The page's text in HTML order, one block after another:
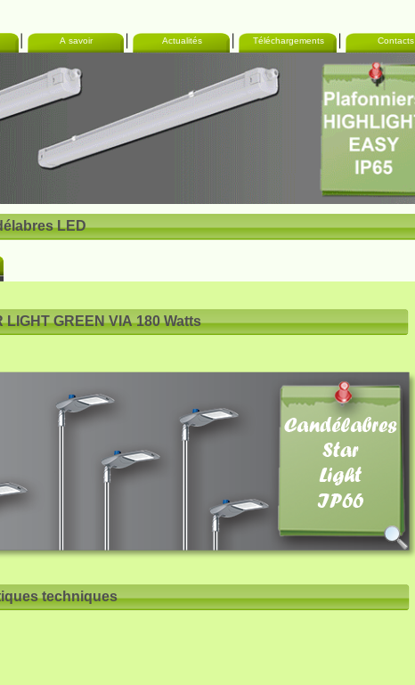
A savoir Actualités Téléchargements Contacts
LED
GREEN VIA 180 Watts
techniques